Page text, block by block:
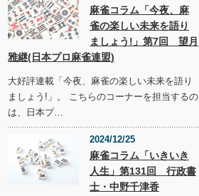
麻雀コラム「今夜、麻
雀の楽しい未来を語り
ましょう!」第7回 望月
雅継(日本プロ麻雀連盟)
大好評連載「今夜、麻雀の楽しい未来を語り
ましょう!」。 こちらのコーナーを担当するの
は、日本プ…
2024/12/25
麻雀コラム「いきいき
人生」第131回 行政書
士・中野千津香